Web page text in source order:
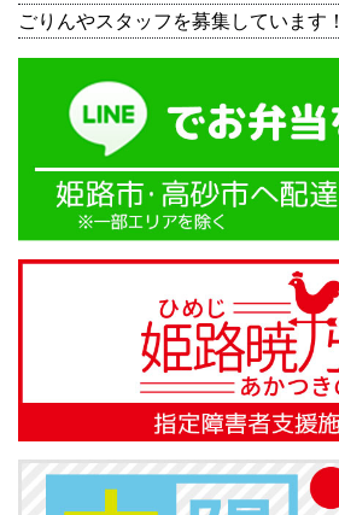
ごりんやスタッフを募集しています！